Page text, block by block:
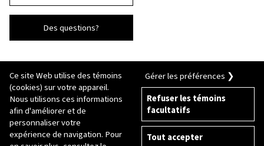
Des questions?
© 2026 Université Laval
Tous droits réservés
Conditions générales d'utilisation
Fraude en ligne
Ce site Web utilise des témoins
(cookies) sur votre appareil.
Nous utilisons ces informations
afin d'améliorer et de
personnaliser votre
expérience de navigation. Pour
Gérer les préférences ❯
Refuser les témoins
facultatifs
Tout accepter